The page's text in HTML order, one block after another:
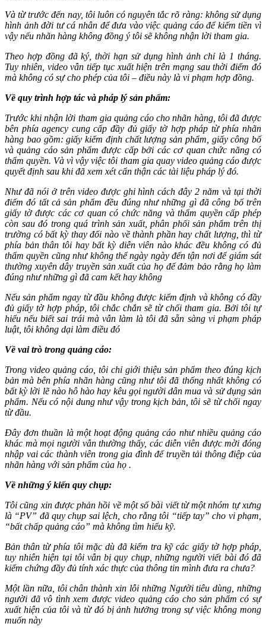
Và từ trước đến nay, tôi luôn có nguyên tắc rõ ràng: không sử dụng
hình ảnh đời tư cá nhân để đưa vào việc quảng cáo để kiếm tiền vì
vậy nếu nhãn hàng không đồng ý tôi sẽ không nhận lời tham gia.
Theo hợp đồng đã ký, thời hạn sử dụng hình ảnh chỉ là 1 tháng.
Tuy nhiên, video vẫn tiếp tục xuất hiện trên mạng sau thời điểm đó
mà không có sự cho phép của tôi – điều này là vi phạm hợp đồng.
Về quy trình hợp tác và pháp lý sản phẩm:
Trước khi nhận lời tham gia quảng cáo cho nhãn hàng, tôi đã được
bên phía agency cung cấp đầy đủ giấy tờ hợp pháp từ phía nhãn
hàng bao gồm: giấy kiểm định chất lượng sản phẩm, giấy công bố
và quảng cáo sản phẩm được cấp bởi các cơ quan chức năng có
thẩm quyền. Và vì vậy việc tôi tham gia quay video quảng cáo được
quyết định sau khi đã xem xét cẩn thận các tài liệu pháp lý đó.
Như đã nói ở trên video được ghi hình cách đây 2 năm và tại thời
điểm đó tất cả sản phẩm đều đúng như những gì đã công bố trên
giấy tờ được các cơ quan có chức năng và thẩm quyền cấp phép
còn sau đó trong quá trình sản xuất, phân phối sản phẩm trên thị
trường có bất kỳ thay đổi nào về thành phần hay chất lượng, thì từ
phía bản thân tôi hay bất kỳ diễn viên nào khác đều không có đủ
thẩm quyền cũng như không thể ngày ngày đến tận nơi để giám sát
thường xuyên dây truyền sản xuất của họ để đảm bảo rằng họ làm
đúng như những gì đã cam kết hay không
Nếu sản phẩm ngay từ đầu không được kiểm định và không có đầy
đủ giấy tờ hợp pháp, tôi chắc chắn sẽ từ chối tham gia. Bởi tôi tự
hiểu nếu biết sai trái mà vẫn làm là tôi đã sẵn sàng vi phạm pháp
luật, tôi không dại làm điều đó
Về vai trò trong quảng cáo:
Trong video quảng cáo, tôi chỉ giới thiệu sản phẩm theo đúng kịch
bản mà bên phía nhãn hàng cũng như tôi đã thống nhất không có
bất kỳ lời lẽ nào hô hào hay kêu gọi người dân mua và sử dụng sản
phẩm. Nếu có nội dung như vậy trong kịch bản, tôi sẽ từ chối ngay
từ đầu.
Đây đơn thuần là một hoạt động quảng cáo như nhiều quảng cáo
khác mà mọi người vẫn thường thấy, các diễn viên được mời đóng
nhập vai các thành viên trong gia đình để truyền tải thông điệp của
nhãn hàng với sản phẩm của họ .
Về những ý kiến quy chụp:
Tôi cũng xin được phản hồi về một số bài viết từ một nhóm tự xưng
là “PV” đã quy chụp sai lệch, cho rằng tôi “tiếp tay” cho vi phạm,
“bất chấp quảng cáo” mà không tìm hiểu kỹ.
Bản thân từ phía tôi mặc dù đã kiểm tra kỹ các giấy tờ hợp pháp,
tuy nhiên hiện tại tôi vẫn bị quy chụp, những người viết bài đó đã
kiểm chứng đầy đủ tính xác thực của thông tin mình đưa ra chưa?
Một lần nữa, tôi chân thành xin lỗi những Người tiêu dùng, những
người đã vô tình xem được video quảng cáo cho sản phẩm có sự
xuất hiện của tôi và từ đó bị ảnh hưởng trong sự việc không mong
muốn này